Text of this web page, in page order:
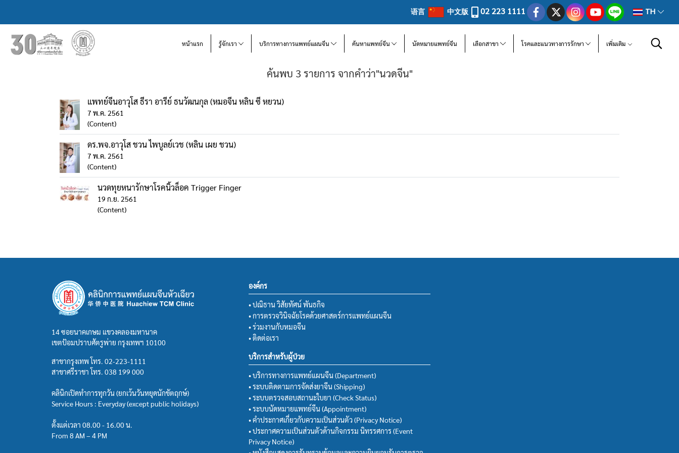
语言 中文版 02 223 1111 TH
หน้าแรก รู้จักเรา บริการทางการแพทย์แผนจีน ค้นหาแพทย์จีน นัดหมายแพทย์จีน เลือกสาขา โรคและแนวทางการรักษา เพิ่มเติม
ค้นพบ 3 รายการ จากคำว่า"นวดจีน"
แพทย์จีนอาวุโส ธีรา อารีย์ ธนวัฒนกุล (หมอจีน หลิน ซี หยวน)
7 พ.ค. 2561
(Content)
ดร.พจ.อาวุโส ชวน ไพบูลย์เวช (หลิน เผย ชวน)
7 พ.ค. 2561
(Content)
นวดทุยหนารักษาโรคนิ้วล็อค Trigger Finger
19 ก.ย. 2561
(Content)
14 ซอยนาคเกษม แขวงคลองมหานาค
เขตป้อมปราบศัตรูพ่าย กรุงเทพฯ 10100
สาขากรุงเทพ โทร. 02-223-1111
สาขาศรีราชา โทร. 038 199 000
คลินิกเปิดทำการทุกวัน (ยกเว้นวันหยุดนักขัตฤกษ์)
Service Hours : Everyday (except public holidays)
ตั้งแต่เวลา 08.00 - 16.00 น.
From 8 AM – 4 PM
องค์กร
• ปณิธาน วิสัยทัศน์ พันธกิจ
• การตรวจวินิจฉัยโรคด้วยศาสตร์การแพทย์แผนจีน
• ร่วมงานกับหมอจีน
• ติดต่อเรา
บริการสำหรับผู้ป่วย
• บริการทางการแพทย์แผนจีน (Department)
• ระบบติดตามการจัดส่งยาจีน (Shipping)
• ระบบตรวจสอบสถานะใบยา (Check Status)
• ระบบนัดหมายแพทย์จีน (Appointment)
• คำประกาศเกี่ยวกับความเป็นส่วนตัว (Privacy Notice)
• ประกาศความเป็นส่วนตัวด้านกิจกรรม นิทรรศการ (Event
Privacy Notice)